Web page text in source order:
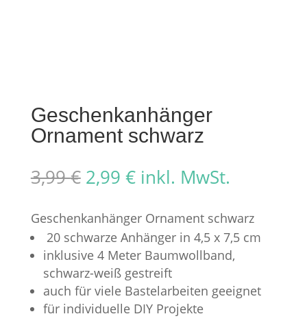
Geschenkanhänger
Ornament schwarz
3,99€ Ursprünglicher
war:
3,99 €
2,99 €Aktueller
ist:
2,99 €.
inkl. MwSt.
Geschenkanhänger Ornament schwarz
20 schwarze Anhänger in 4,5 x 7,5 cm
inklusive 4 Meter Baumwollband,
schwarz-weiß gestreift
auch für viele Bastelarbeiten geeignet
für individuelle DIY Projekte